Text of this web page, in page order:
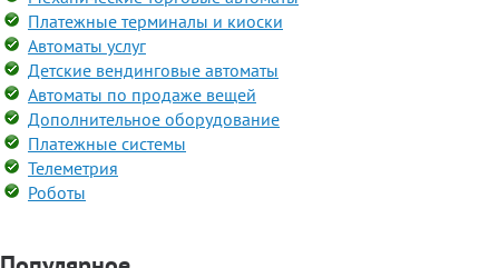
Платежные терминалы и киоски
Автоматы услуг
Детские вендинговые автоматы
Автоматы по продаже вещей
Дополнительное оборудование
Платежные системы
Телеметрия
Роботы